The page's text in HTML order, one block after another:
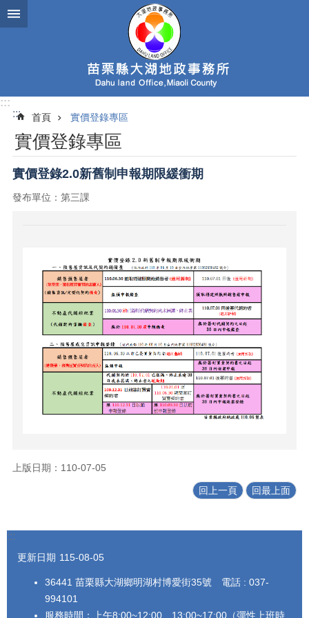
跳到主要內容區塊
:::
:::
首頁 實價登錄專區
實價登錄專區
實價登錄2.0新舊制申報期限緩衝期
發布單位：第三課
上版日期：110-07-05
回上一頁 回最上面
:::
更新日期 115-08-05
36441 苗栗縣大湖鄉明湖村博愛街35號 電話 : 037-
994101
服務時間：上午8:00~12:00、13:00~17:00（彈性上班時